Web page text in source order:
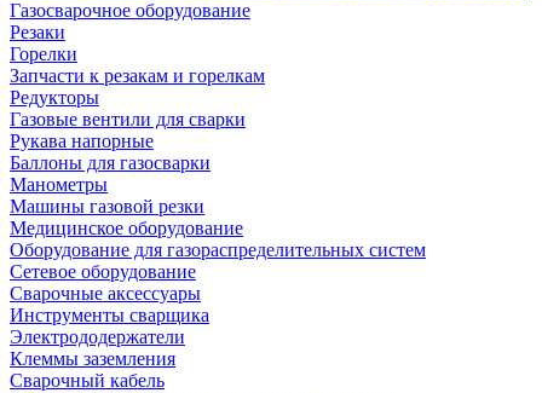
Газосварочное оборудование
Резаки
Горелки
Запчасти к резакам и горелкам
Редукторы
Газовые вентили для сварки
Рукава напорные
Баллоны для газосварки
Манометры
Машины газовой резки
Медицинское оборудование
Оборудование для газораспределительных систем
Сетевое оборудование
Сварочные аксессуары
Инструменты сварщика
Электрододержатели
Клеммы заземления
Сварочный кабель